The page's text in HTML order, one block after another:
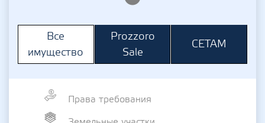
Все
имущество
Prozzoro
Sale
СЕТАМ
Права требования